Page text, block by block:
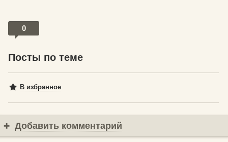
0
Посты по теме
В избранное
Добавить комментарий